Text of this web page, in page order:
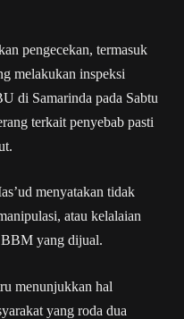
pengecekan, termasuk
melakukan inspeksi
di Samarinda pada Sabtu
terkait penyebab pasti
menyatakan tidak
atau kelalaian
BBM yang dijual.
menunjukkan hal
yang roda dua